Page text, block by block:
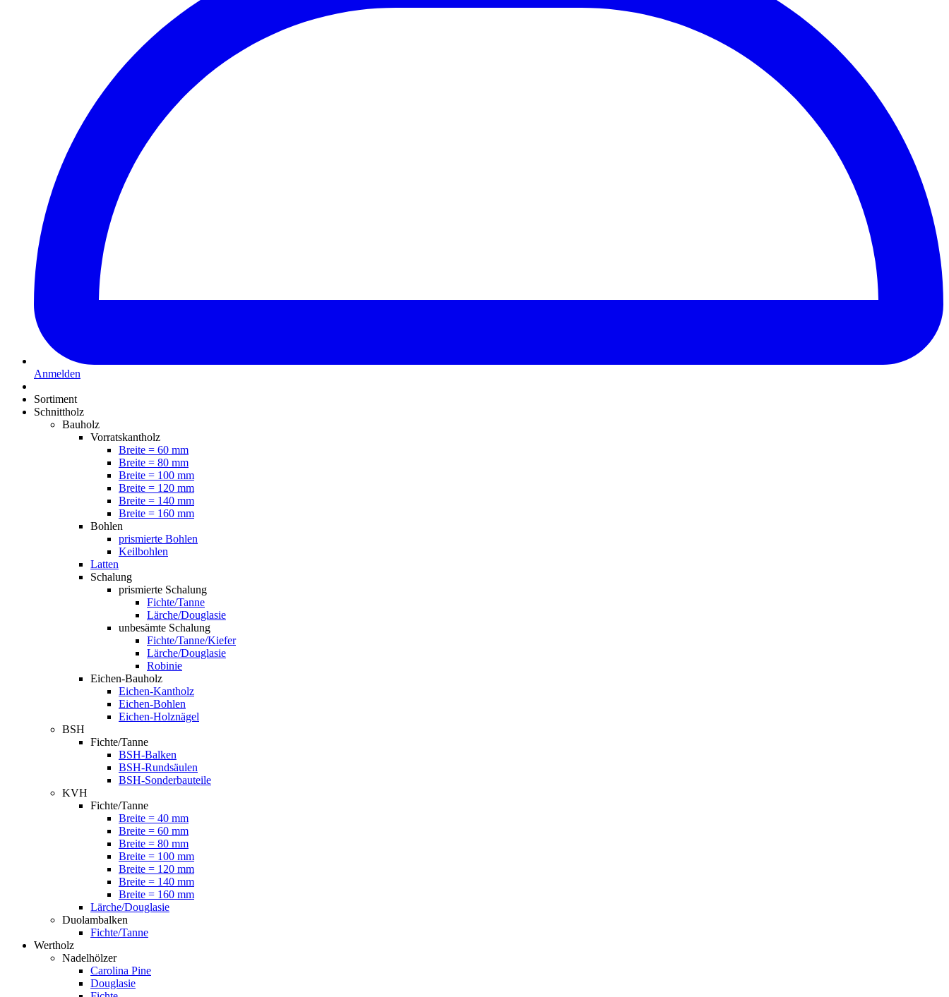
Anmelden
Sortiment
Schnittholz
Bauholz
Vorratskantholz
Breite = 60 mm
Breite = 80 mm
Breite = 100 mm
Breite = 120 mm
Breite = 140 mm
Breite = 160 mm
Bohlen
prismierte Bohlen
Keilbohlen
Latten
Schalung
prismierte Schalung
Fichte/Tanne
Lärche/Douglasie
unbesämte Schalung
Fichte/Tanne/Kiefer
Lärche/Douglasie
Robinie
Eichen-Bauholz
Eichen-Kantholz
Eichen-Bohlen
Eichen-Holznägel
BSH
Fichte/Tanne
BSH-Balken
BSH-Rundsäulen
BSH-Sonderbauteile
KVH
Fichte/Tanne
Breite = 40 mm
Breite = 60 mm
Breite = 80 mm
Breite = 100 mm
Breite = 120 mm
Breite = 140 mm
Breite = 160 mm
Lärche/Douglasie
Duolambalken
Fichte/Tanne
Wertholz
Nadelhölzer
Carolina Pine
Douglasie